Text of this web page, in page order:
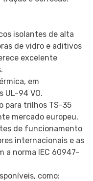
isolantes de alta
de vidro e aditivos
excelente
em
UL-94 VO.
para trilhos TS-35
mercado europeu,
de funcionamento
internacionais e as
a norma IEC 60947-
como: